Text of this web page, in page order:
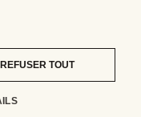
REFUSER TOUT